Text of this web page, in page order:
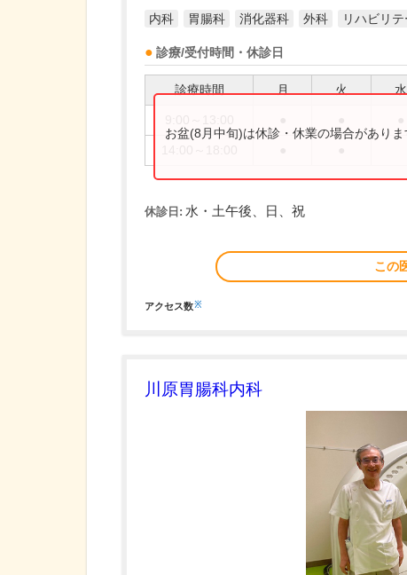
内科 胃腸科 消化器科 外科 リハビリ
診療/受付時間・休診日
診療時間 月 火 水
お盆(8月中旬)は休診・休業の場合があり
休診日: 水・土午後、日、祝
この
アクセス数※
川原胃腸科内科